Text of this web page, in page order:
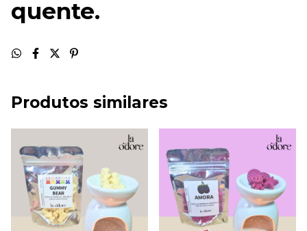
quente.
Produtos similares